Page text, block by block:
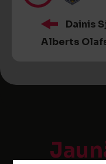
Dainis
Alberts